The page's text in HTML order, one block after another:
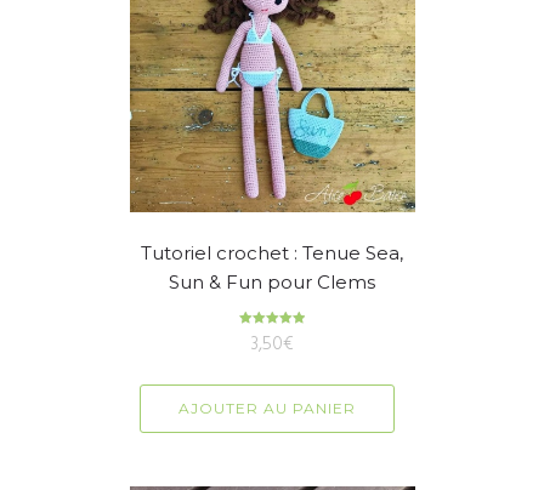
Tutoriel crochet : Tenue Sea,
Sun & Fun pour Clems
Note
5.00
3,50€
AJOUTER AU PANIER